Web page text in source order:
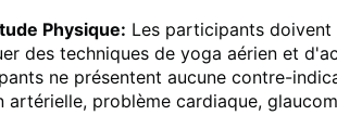
Physique: Les participants
des techniques de yoga aérien et
ne présentent aucune contre-
artérielle, problème cardiaque,